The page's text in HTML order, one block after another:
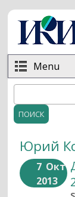
Перейти к
Menu
Форма
Юрий
7 Окт
2013